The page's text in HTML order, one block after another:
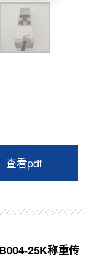
查看pdf
25K称重传